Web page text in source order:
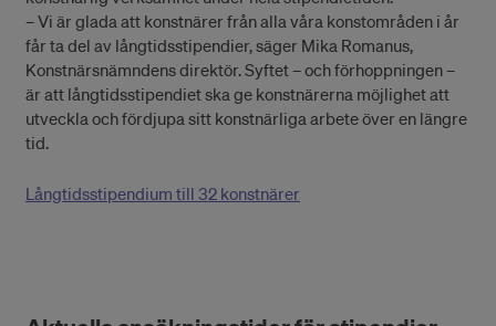
– Vi är glada att konstnärer från alla våra konstområden i år
får ta del av långtidsstipendier, säger Mika Romanus,
Konstnärsnämndens direktör. Syftet – och förhoppningen –
är att långtidsstipendiet ska ge konstnärerna möjlighet att
utveckla och fördjupa sitt konstnärliga arbete över en längre
tid.
Långtidsstipendium till 32 konstnärer